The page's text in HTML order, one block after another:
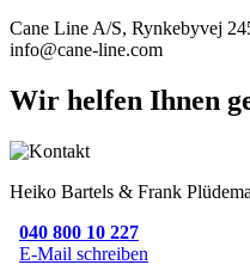
Cane Line A/S, Rynkebyvej
info@cane-line.com
Wir helfen Ihnen
Heiko Bartels & Frank
040 800 10 227
E-Mail schreiben